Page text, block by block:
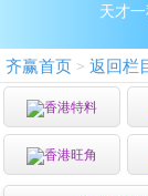
天才
齐赢首页 > 返回栏
香港特料
香港旺角